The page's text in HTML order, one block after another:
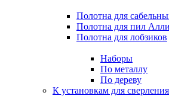
Полотна для
Полотна для пил
Полотна для лобзиков
Наборы
По металлу
По дереву
К установкам для